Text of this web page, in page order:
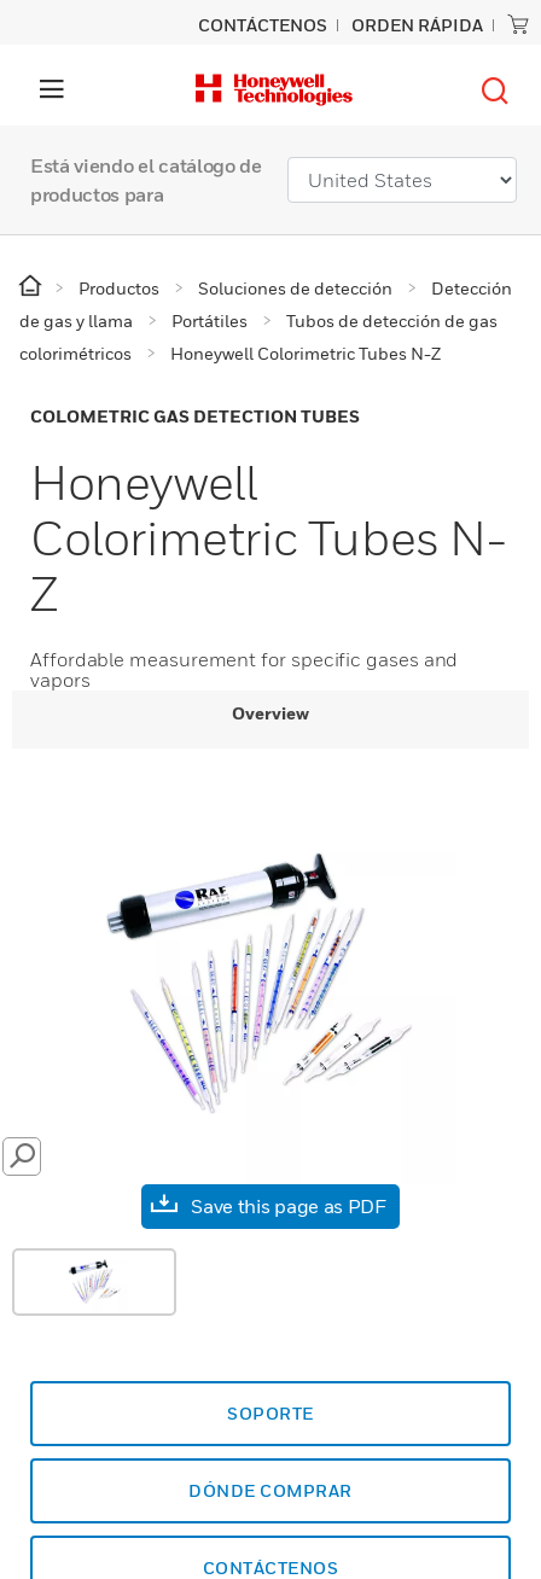
CONTÁCTENOS ORDEN RÁPIDA
Está viendo el catálogo de
productos para
Productos Soluciones de detección
Detección
de gas y llama
Portátiles
Tubos de detección de gas
colorimétricos
Honeywell Colorimetric Tubes N-Z
COLOMETRIC GAS DETECTION TUBES
Honeywell
Colorimetric Tubes N-
Z
Affordable measurement for specific gases and
vapors
Overview
SEARCH
Save this page as PDF
SOPORTE
DÓNDE COMPRAR
CONTÁCTENOS